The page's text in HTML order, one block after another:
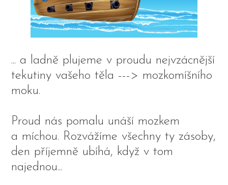
... a ladně plujeme v proudu nejvzácnější
tekutiny vašeho těla ---> mozkomíšního
moku.
Proud nás pomalu unáší mozkem
a míchou. Rozvážíme všechny ty zásoby,
den příjemně ubíhá, když v tom
najednou...